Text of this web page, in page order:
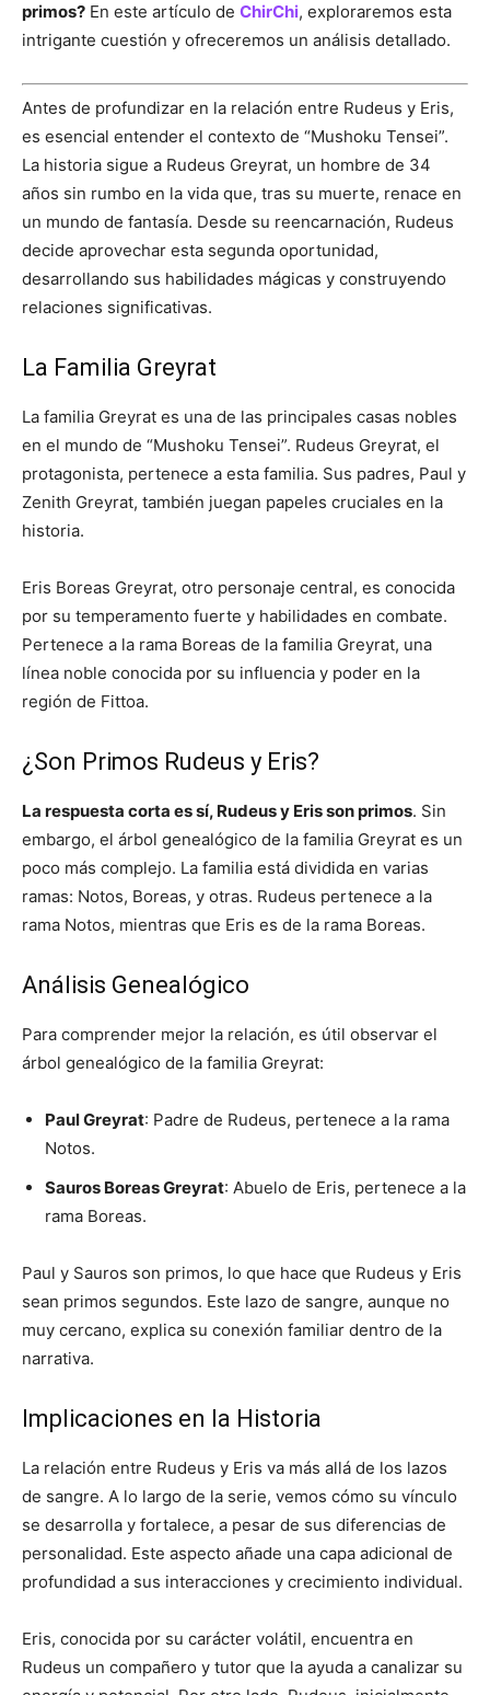
primos? En este artículo de ChirChi, exploraremos esta
intrigante cuestión y ofreceremos un análisis detallado.
Antes de profundizar en la relación entre Rudeus y Eris,
es esencial entender el contexto de “Mushoku Tensei”.
La historia sigue a Rudeus Greyrat, un hombre de 34
años sin rumbo en la vida que, tras su muerte, renace en
un mundo de fantasía. Desde su reencarnación, Rudeus
decide aprovechar esta segunda oportunidad,
desarrollando sus habilidades mágicas y construyendo
relaciones significativas.
La Familia Greyrat
La familia Greyrat es una de las principales casas nobles
en el mundo de “Mushoku Tensei”. Rudeus Greyrat, el
protagonista, pertenece a esta familia. Sus padres, Paul y
Zenith Greyrat, también juegan papeles cruciales en la
historia.
Eris Boreas Greyrat, otro personaje central, es conocida
por su temperamento fuerte y habilidades en combate.
Pertenece a la rama Boreas de la familia Greyrat, una
línea noble conocida por su influencia y poder en la
región de Fittoa.
¿Son Primos Rudeus y Eris?
La respuesta corta es sí, Rudeus y Eris son primos. Sin
embargo, el árbol genealógico de la familia Greyrat es un
poco más complejo. La familia está dividida en varias
ramas: Notos, Boreas, y otras. Rudeus pertenece a la
rama Notos, mientras que Eris es de la rama Boreas.
Análisis Genealógico
Para comprender mejor la relación, es útil observar el
árbol genealógico de la familia Greyrat:
Paul Greyrat: Padre de Rudeus, pertenece a la rama
Notos.
Sauros Boreas Greyrat: Abuelo de Eris, pertenece a la
rama Boreas.
Paul y Sauros son primos, lo que hace que Rudeus y Eris
sean primos segundos. Este lazo de sangre, aunque no
muy cercano, explica su conexión familiar dentro de la
narrativa.
Implicaciones en la Historia
La relación entre Rudeus y Eris va más allá de los lazos
de sangre. A lo largo de la serie, vemos cómo su vínculo
se desarrolla y fortalece, a pesar de sus diferencias de
personalidad. Este aspecto añade una capa adicional de
profundidad a sus interacciones y crecimiento individual.
Eris, conocida por su carácter volátil, encuentra en
Rudeus un compañero y tutor que la ayuda a canalizar su